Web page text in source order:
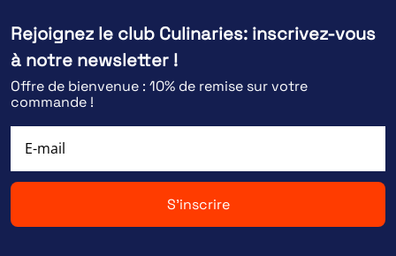
Rejoignez le club Culinaries: inscrivez-vous
à notre newsletter !
Offre de bienvenue : 10% de remise sur votre
commande !
S'inscrire